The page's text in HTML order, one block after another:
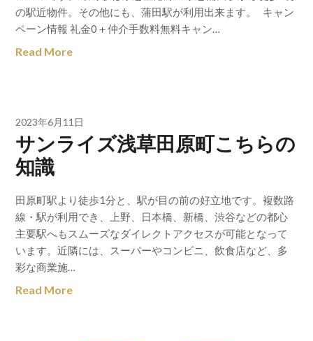
の駅近物件。その他にも、蒲田駅が利用出来ます。 キャン
ペーン情報 礼金0＋仲介手数料無料キャン…
Read More
2023年6月11日
サンライズ浅草田原町こちらの
知識
田原町駅より徒歩1分と、駅が目の前の好立地です。複数路
線・駅が利用でき、上野、日本橋、新橋、渋谷などの都心
主要駅へもスムーズなダイレクトアクセスが可能となって
います。近隣には、スーパーやコンビニ、飲食店など、多
彩な商業施…
Read More